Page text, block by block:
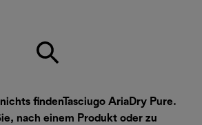
findenTasciugo AriaDry Pure.
nach einem Produkt oder zu